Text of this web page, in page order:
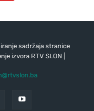
sadržaja stranice
izvora RTV SLON |